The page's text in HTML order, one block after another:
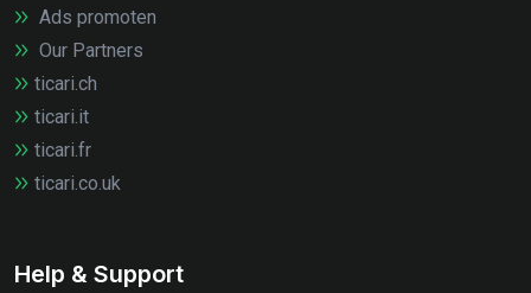
Ads promoten
Our Partners
ticari.ch
ticari.it
ticari.fr
ticari.co.uk
Help & Support